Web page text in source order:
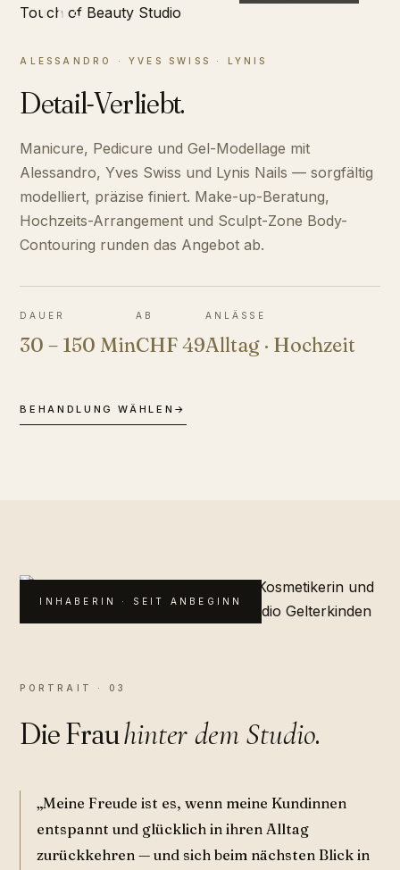
03
ALESSANDRO · YVES SWISS · LYNIS
Detail-Verliebt.
Manicure, Pedicure und Gel-Modellage mit
Alessandro, Yves Swiss und Lynis Nails — sorgfältig
modelliert, präzise finiert. Make-up-Beratung,
Hochzeits-Arrangement und Sculpt-Zone Body-
Contouring runden das Angebot ab.
DAUER
30 – 150 Min
AB
CHF 49
ANLÄSSE
Alltag · Hochzeit
BEHANDLUNG WÄHLEN →
INHABERIN · SEIT ANBEGINN
PORTRAIT · 03
Die Frauhinter dem Studio.
„Meine Freude ist es, wenn meine Kundinnen
entspannt und glücklich in ihren Alltag
zurückkehren — und sich beim nächsten Blick in